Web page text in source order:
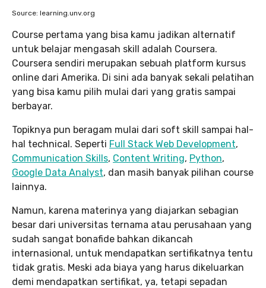
Source: learning.unv.org
Course pertama yang bisa kamu jadikan alternatif
untuk belajar mengasah skill adalah Coursera.
Coursera sendiri merupakan sebuah platform kursus
online dari Amerika. Di sini ada banyak sekali pelatihan
yang bisa kamu pilih mulai dari yang gratis sampai
berbayar.
Topiknya pun beragam mulai dari soft skill sampai hal-
hal technical. Seperti Full Stack Web Development,
Communication Skills, Content Writing, Python,
Google Data Analyst, dan masih banyak pilihan course
lainnya.
Namun, karena materinya yang diajarkan sebagian
besar dari universitas ternama atau perusahaan yang
sudah sangat bonafide bahkan dikancah
internasional, untuk mendapatkan sertifikatnya tentu
tidak gratis. Meski ada biaya yang harus dikeluarkan
demi mendapatkan sertifikat, ya, tetapi sepadan